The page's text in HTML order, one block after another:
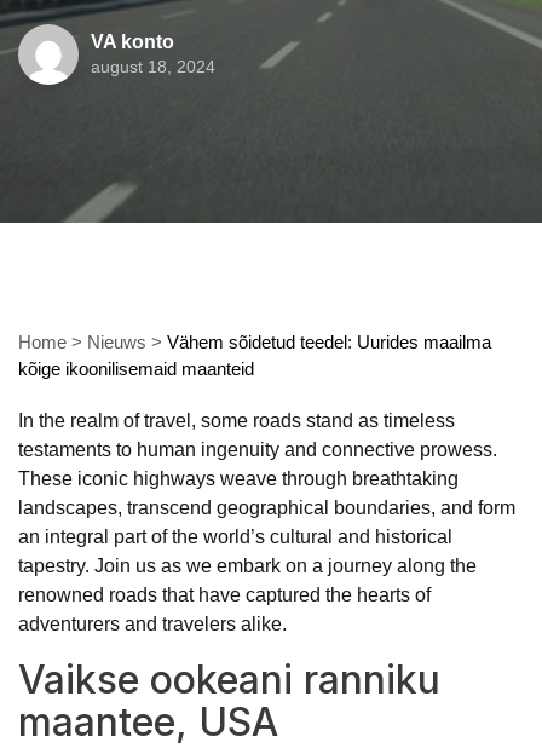
VA konto
august 18, 2024
Home > Nieuws > Vähem sõidetud teedel: Uurides maailma
kõige ikoonilisemaid maanteid
In the realm of travel, some roads stand as timeless
testaments to human ingenuity and connective prowess.
These iconic highways weave through breathtaking
landscapes, transcend geographical boundaries, and form
an integral part of the world’s cultural and historical
tapestry. Join us as we embark on a journey along the
renowned roads that have captured the hearts of
adventurers and travelers alike.
Vaikse ookeani ranniku
maantee, USA